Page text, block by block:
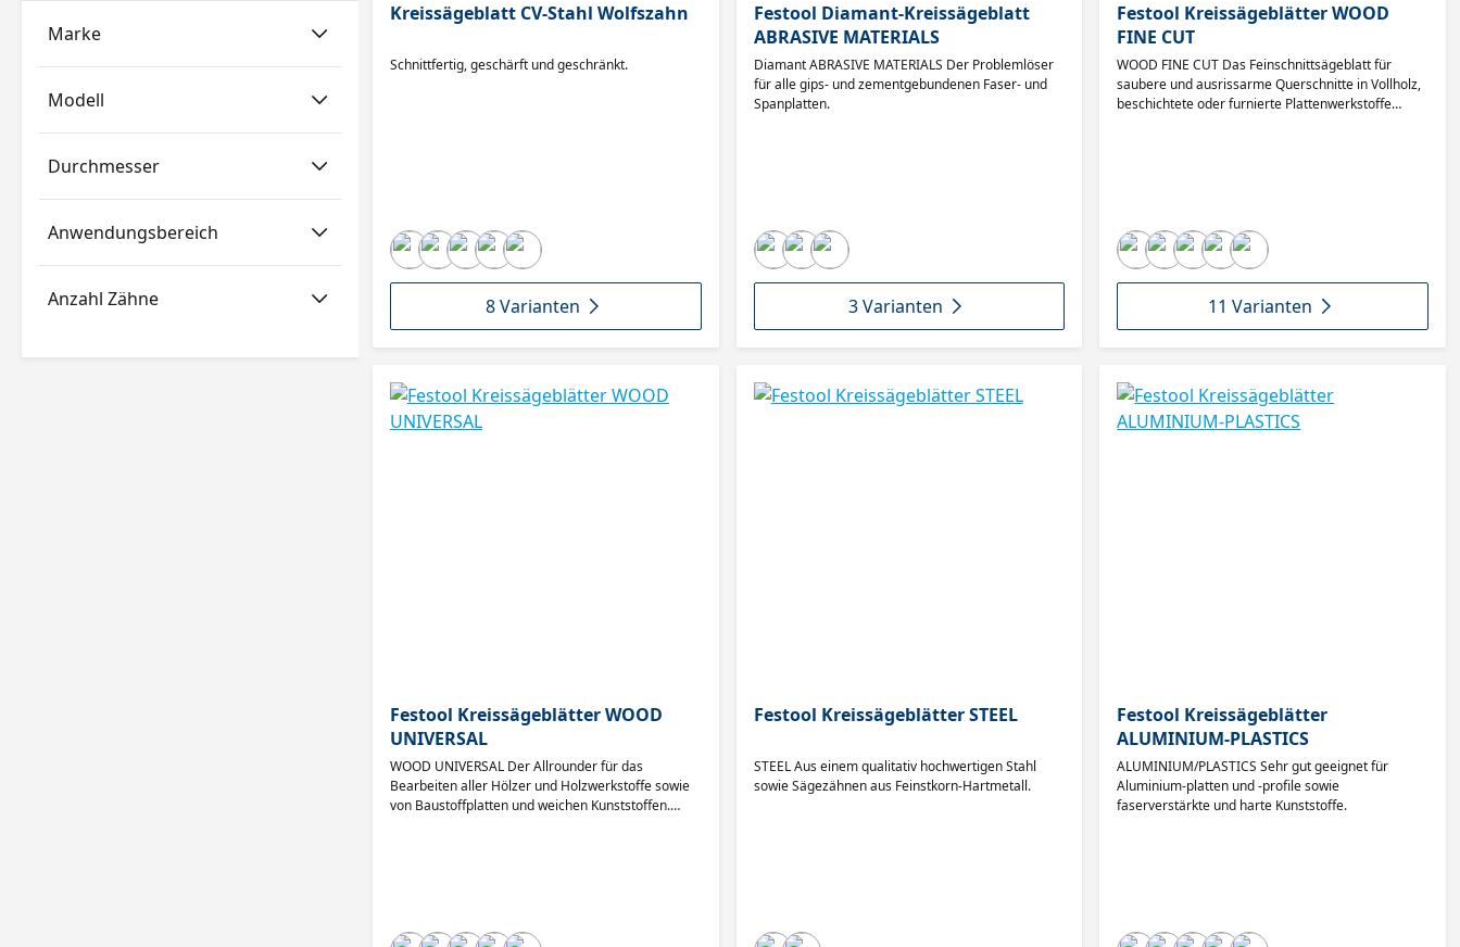
Marke
Modell
Durchmesser
Anwendungsbereich
Anzahl Zähne
Kreissägeblatt CV-Stahl Wolfszahn
Schnittfertig, geschärft und geschränkt.
8 Varianten
Festool Diamant-Kreissägeblatt
ABRASIVE MATERIALS
Diamant ABRASIVE MATERIALS Der Problemlöser
für alle gips- und zementgebundenen Faser- und
Spanplatten.
3 Varianten
Festool Kreissägeblätter WOOD
FINE CUT
WOOD FINE CUT Das Feinschnittsägeblatt für
saubere und ausrissarme Querschnitte in Vollholz,
beschichtete oder furnierte Plattenwerkstoffe
perfekte Schnitt. Zusätzlich zu den Wechselzähnen
kommt ein sogenannter Dachzahn zum Einsatz.
Dieser entlastet die Wechselzähne und sorgt für
eine hohe und gleichmäßige Laufruhe sowie eine
lange Standzeit Herrvorragende Schnittqualität -
und Zahnform auf Anwendung und Maschine
abgestimmt Farbcodierung erleichtert die Auswahl
des richtigen Sägeblatts Ideal abgestimmt auf
11 Varianten
Festool Kreissägeblätter WOOD
UNIVERSAL
WOOD UNIVERSAL Der Allrounder für das
Bearbeiten aller Hölzer und Holzwerkstoffe sowie
von Baustoffplatten und weichen Kunststoffen.
Festool Kreissägeblätter STEEL
STEEL Aus einem qualitativ hochwertigen Stahl
sowie Sägezähnen aus Feinstkorn-Hartmetall.
Festool Kreissägeblätter
ALUMINIUM-PLASTICS
ALUMINIUM/PLASTICS Sehr gut geeignet für
Aluminium-platten und -profile sowie
faserverstärkte und harte Kunststoffe.